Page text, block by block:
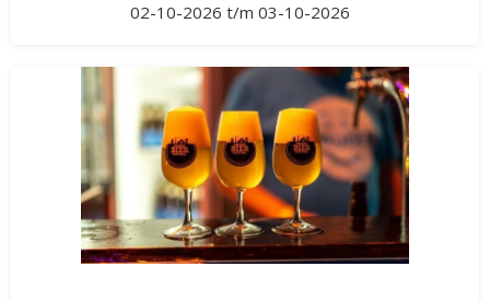
02-10-2026 t/m 03-10-2026